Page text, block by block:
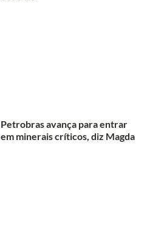
Petrobras avança para entrar
em minerais críticos, diz Magda